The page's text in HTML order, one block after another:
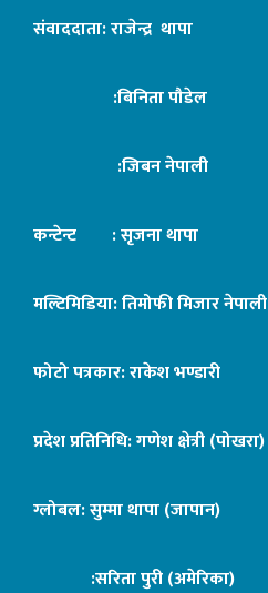
संवाददाता: राजेन्द्र थापा
:बिनिता पौडेल
:जिबन नेपाली
कन्टेन्ट : सृजना थापा
मल्टिमिडिया: तिमोफी मिजार नेपाली
फोटो पत्रकार: राकेश भण्डारी
प्रदेश प्रतिनिधि: गणेश क्षेत्री (पोखरा)
ग्लोबल: सुम्मा थापा (जापान)
:सरिता पुरी (अमेरिका)